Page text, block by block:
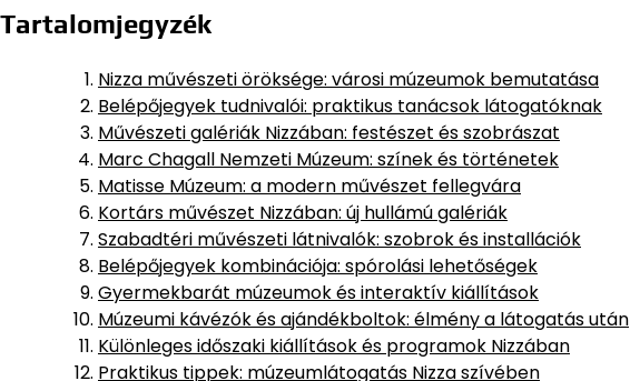
Tartalomjegyzék
Nizza művészeti öröksége: városi múzeumok bemutatása
Belépőjegyek tudnivalói: praktikus tanácsok látogatóknak
Művészeti galériák Nizzában: festészet és szobrászat
Marc Chagall Nemzeti Múzeum: színek és történetek
Matisse Múzeum: a modern művészet fellegvára
Kortárs művészet Nizzában: új hullámú galériák
Szabadtéri művészeti látnivalók: szobrok és installációk
Belépőjegyek kombinációja: spórolási lehetőségek
Gyermekbarát múzeumok és interaktív kiállítások
Múzeumi kávézók és ajándékboltok: élmény a látogatás után
Különleges időszaki kiállítások és programok Nizzában
Praktikus tippek: múzeumlátogatás Nizza szívében